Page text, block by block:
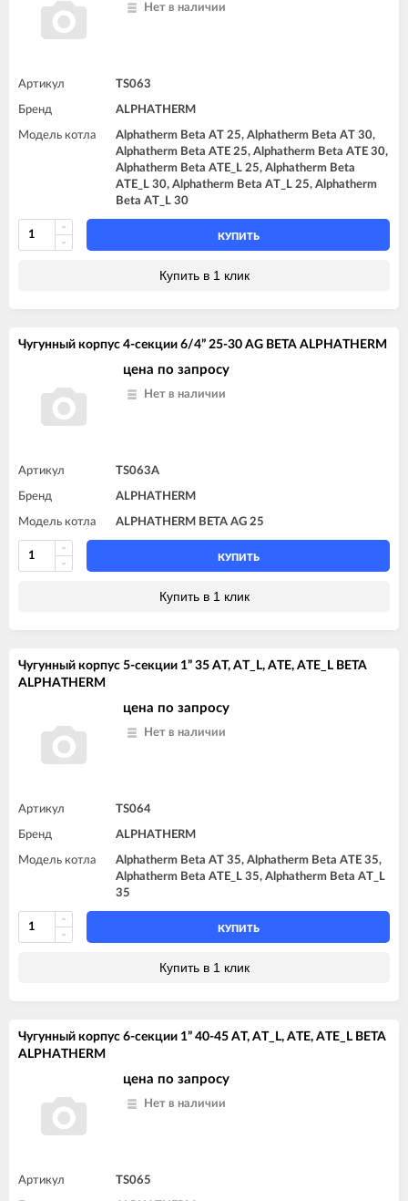
Нет в наличии
Артикул TS063
Бренд ALPHATHERM
Модель котла
Alphatherm Beta AT 25, Alphatherm Beta AT 30,
Alphatherm Beta ATE 25, Alphatherm Beta ATE 30,
Alphatherm Beta ATE_L 25, Alphatherm Beta
ATE_L 30, Alphatherm Beta AT_L 25, Alphatherm
Beta AT_L 30
КУПИТЬ
Купить в 1 клик
Чугунный корпус 4-секции 6/4” 25-30 AG BETA ALPHATHERM
цена по запросу
Нет в наличии
Артикул TS063A
Бренд ALPHATHERM
Модель котла ALPHATHERM BETA AG 25
КУПИТЬ
Купить в 1 клик
Чугунный корпус 5-секции 1” 35 AT, AT_L, ATE, ATE_L BETA
ALPHATHERM
цена по запросу
Нет в наличии
Артикул TS064
Бренд ALPHATHERM
Модель котла
Alphatherm Beta AT 35, Alphatherm Beta ATE 35,
Alphatherm Beta ATE_L 35, Alphatherm Beta AT_L
35
КУПИТЬ
Купить в 1 клик
Чугунный корпус 6-секции 1” 40-45 AT, AT_L, ATE, ATE_L BETA
ALPHATHERM
цена по запросу
Нет в наличии
Артикул TS065